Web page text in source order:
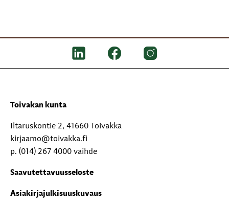
Toivakan kunta
Iltaruskontie 2, 41660 Toivakka
kirjaamo@toivakka.fi
p. (014) 267 4000 vaihde
Saavutettavuusseloste
Asiakirjajulkisuuskuvaus